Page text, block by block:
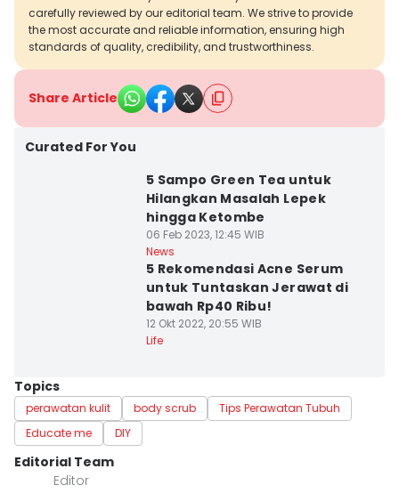
carefully reviewed by our editorial team. We strive to provide
the most accurate and reliable information, ensuring high
standards of quality, credibility, and trustworthiness.
Share Article
Curated For You
5 Sampo Green Tea untuk
Hilangkan Masalah Lepek
hingga Ketombe
06 Feb 2023, 12:45 WIB
News
5 Rekomendasi Acne Serum
untuk Tuntaskan Jerawat di
bawah Rp40 Ribu!
12 Okt 2022, 20:55 WIB
Life
Topics
perawatan kulit body scrub
Tips Perawatan Tubuh
Educate me
DIY
Editorial Team
Editor